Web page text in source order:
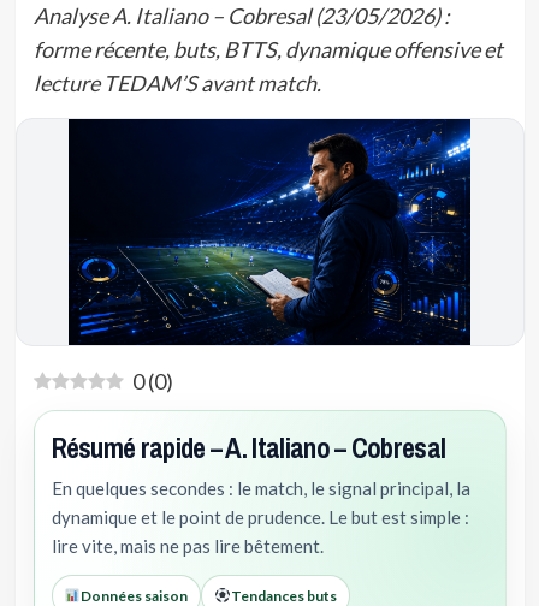
Analyse A. Italiano – Cobresal (23/05/2026) :
forme récente, buts, BTTS, dynamique offensive et
lecture TEDAM’S avant match.
0(0)
Résumé rapide – A. Italiano – Cobresal
En quelques secondes : le match, le signal principal, la
dynamique et le point de prudence. Le but est simple :
lire vite, mais ne pas lire bêtement.
Données saison Tendances buts